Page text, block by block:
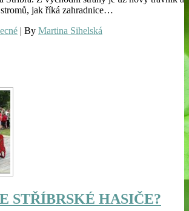
jak říká zahradnice…
| By Martina Sihelská
STŘÍBRSKÉ HASIČE?